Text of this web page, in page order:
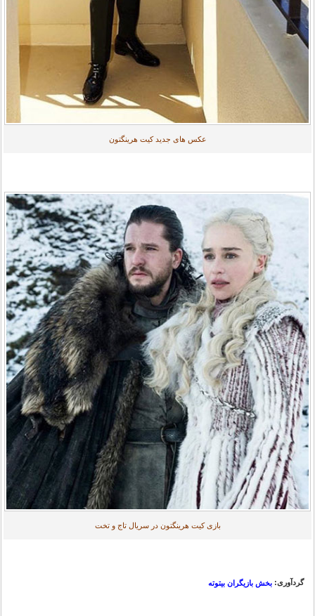
عکس های جدید کیت هرینگتون
بازی کیت هرینگتون در سریال تاج و تخت
گردآوری: بخش بازیگران بیتوته